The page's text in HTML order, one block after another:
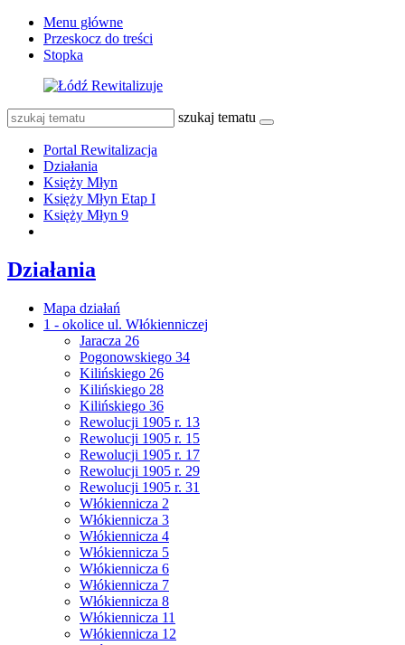
Menu główne
Przeskocz do treści
Stopka
szukaj tematu
Portal Rewitalizacja
Działania
Księży Młyn
Księży Młyn Etap I
Księży Młyn 9
Działania
Mapa działań
1 - okolice ul. Włókienniczej
Jaracza 26
Pogonowskiego 34
Kilińskiego 26
Kilińskiego 28
Kilińskiego 36
Rewolucji 1905 r. 13
Rewolucji 1905 r. 15
Rewolucji 1905 r. 17
Rewolucji 1905 r. 29
Rewolucji 1905 r. 31
Włókiennicza 2
Włókiennicza 3
Włókiennicza 4
Włókiennicza 5
Włókiennicza 6
Włókiennicza 7
Włókiennicza 8
Włókiennicza 11
Włókiennicza 12